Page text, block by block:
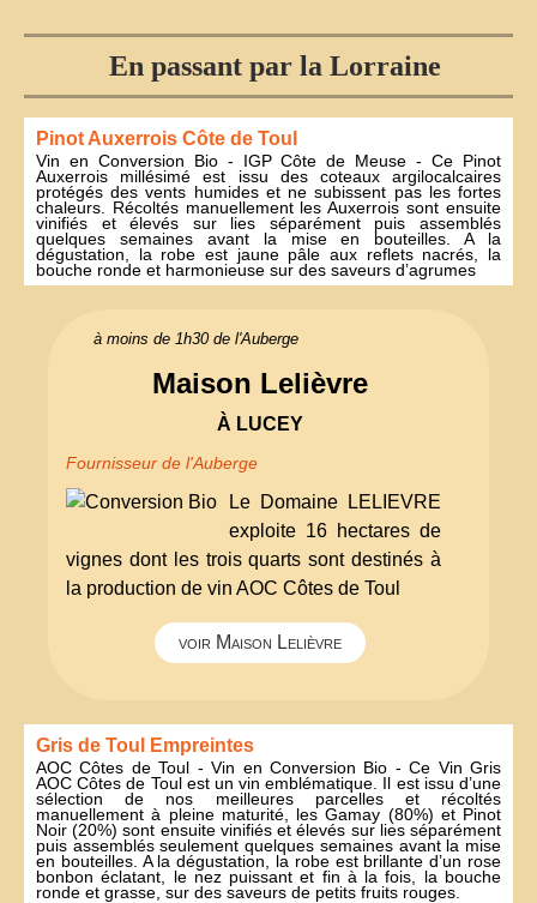
En passant par la Lorraine
Pinot Auxerrois Côte de Toul
Vin en Conversion Bio - IGP Côte de Meuse - Ce Pinot
Auxerrois millésimé est issu des coteaux argilocalcaires
protégés des vents humides et ne subissent pas les fortes
chaleurs. Récoltés manuellement les Auxerrois sont ensuite
vinifiés et élevés sur lies séparément puis assemblés
quelques semaines avant la mise en bouteilles. A la
dégustation, la robe est jaune pâle aux reflets nacrés, la
bouche ronde et harmonieuse sur des saveurs d’agrumes
Maison Lelièvre
À LUCEY
Fournisseur de l'Auberge
Le Domaine LELIEVRE
exploite 16 hectares de
vignes dont les trois quarts sont destinés à
la production de vin AOC Côtes de Toul
voir Maison Lelièvre
à moins de 1h30 de l'Auberge
Gris de Toul Empreintes
AOC Côtes de Toul - Vin en Conversion Bio - Ce Vin Gris
AOC Côtes de Toul est un vin emblématique. Il est issu d’une
sélection de nos meilleures parcelles et récoltés
manuellement à pleine maturité, les Gamay (80%) et Pinot
Noir (20%) sont ensuite vinifiés et élevés sur lies séparément
puis assemblés seulement quelques semaines avant la mise
en bouteilles. A la dégustation, la robe est brillante d’un rose
bonbon éclatant, le nez puissant et fin à la fois, la bouche
ronde et grasse, sur des saveurs de petits fruits rouges.